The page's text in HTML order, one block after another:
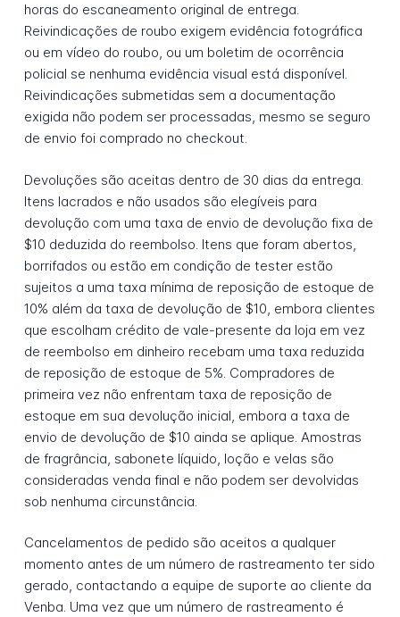
horas do escaneamento original de entrega.
Reivindicações de roubo exigem evidência fotográfica
ou em vídeo do roubo, ou um boletim de ocorrência
policial se nenhuma evidência visual está disponível.
Reivindicações submetidas sem a documentação
exigida não podem ser processadas, mesmo se seguro
de envio foi comprado no checkout.
Devoluções são aceitas dentro de 30 dias da entrega.
Itens lacrados e não usados são elegíveis para
devolução com uma taxa de envio de devolução fixa de
$10 deduzida do reembolso. Itens que foram abertos,
borrifados ou estão em condição de tester estão
sujeitos a uma taxa mínima de reposição de estoque de
10% além da taxa de devolução de $10, embora clientes
que escolham crédito de vale-presente da loja em vez
de reembolso em dinheiro recebam uma taxa reduzida
de reposição de estoque de 5%. Compradores de
primeira vez não enfrentam taxa de reposição de
estoque em sua devolução inicial, embora a taxa de
envio de devolução de $10 ainda se aplique. Amostras
de fragrância, sabonete líquido, loção e velas são
consideradas venda final e não podem ser devolvidas
sob nenhuma circunstância.
Cancelamentos de pedido são aceitos a qualquer
momento antes de um número de rastreamento ter sido
gerado, contactando a equipe de suporte ao cliente da
Venba. Uma vez que um número de rastreamento é